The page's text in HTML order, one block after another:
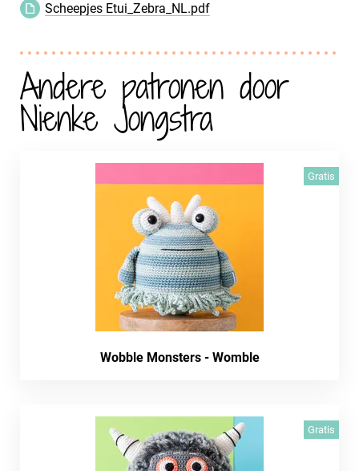
Scheepjes Etui_Zebra_NL.pdf
Andere patronen door
Nienke Jongstra
Gratis
Wobble Monsters - Womble
Gratis